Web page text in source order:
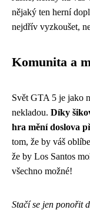
nějaký ten herní
nejdřív vyzkoušet,
Komunita a
Svět GTA 5 je jako
nekladou. Díky
hra mění doslova
tom, že by váš
že by Los Santos
všechno možné!
Stačí se jen ponořit